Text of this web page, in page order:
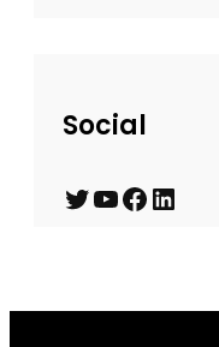
Social
T Y F L